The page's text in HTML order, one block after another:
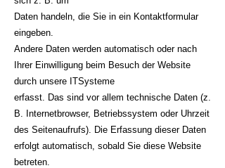
Daten handeln, die Sie in ein Kontaktformular
eingeben.
Andere Daten werden automatisch oder nach
Ihrer Einwilligung beim Besuch der Website
durch unsere ITSysteme
erfasst. Das sind vor allem technische Daten (z.
B. Internetbrowser, Betriebssystem oder Uhrzeit
des Seitenaufrufs). Die Erfassung dieser Daten
erfolgt automatisch, sobald Sie diese Website
betreten.